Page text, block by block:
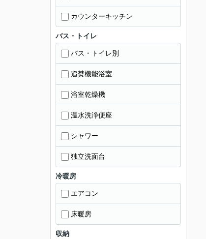
カウンターキッチン
バス・トイレ
バス・トイレ別
追焚機能浴室
浴室乾燥機
温水洗浄便座
シャワー
独立洗面台
冷暖房
エアコン
床暖房
収納